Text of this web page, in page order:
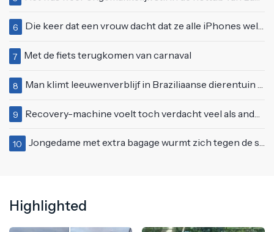
6 Die keer dat een vrouw dacht dat ze alle iPhones wel op kon kopen
7 Met de fiets terugkomen van carnaval
8 Man klimt leeuwenverblijf in Braziliaanse dierentuin en overleeft het niet
9 Recovery-machine voelt toch verdacht veel als ander soort work-out
10 Jongedame met extra bagage wurmt zich tegen de stroom van de roltrap
Highlighted